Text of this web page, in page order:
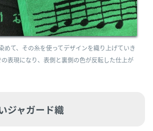
めて、その糸を使ってデザインを織り上げていき
表現になり、表側と裏側の色が反転した仕上が
ジャガード織